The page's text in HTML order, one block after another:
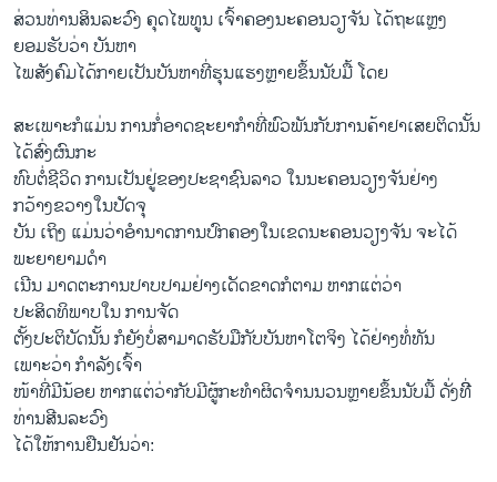
ສ່ວນທ່ານສິນລະວົງ ຄຸດໄພທູນ ເຈົ້າຄອງນະຄອນວຽຈັນ ໄດ້ຖະແຫຼງ
ຍອມຮັບວ່າ ບັນຫາ
ໄພສັງຄົມໄດ້ກາຍເປັນບັນຫາທີ່ຮຸນແຮງຫຼາຍຂຶ້ນນັບມື້ ໂດຍ
ສະເພາະກໍແມ່ນ ການກໍ່ອາດຊະຍາກຳທີ່ພົວພັນກັບການຄ້າຢາເສຍຕິດນັ້ນ
ໄດ້ສົ່ງຜົນກະ
ທົບຕໍ່ຊີວິດ ການເປັນຢູ່ຂອງປະຊາຊົນລາວ ໃນນະຄອນວຽງຈັນຢ່າງ
ກວ້າງຂວາງໃນປັດຈຸ
ບັນ ເຖິງ ແມ່ນວ່າອຳນາດການປົກຄອງໃນເຂດນະຄອນວຽງຈັນ ຈະໄດ້
ພະຍາຍາມດຳ
ເນີນ ມາດຕະການປາບປາມຢ່າງເດັດຂາດກໍຕາມ ຫາກແຕ່ວ່າ
ປະສິດທິພາບໃນ ການຈັດ
ຕັ້ງປະຕິບັດນັ້ນ ກໍຍັງບໍ່ສາມາດຮັບມືກັບບັນຫາໂຕຈິງ ໄດ້ຢ່າງທໍ່ທັນ
ເພາະວ່າ ກຳລັງເຈົ້າ
ໜ້າທີ່ມີນ້ອຍ ຫາກແຕ່ວ່າກັບມີຜູ້ກະທຳຜິດຈຳນນວນຫຼາຍຂຶ້ນນັບມື້ ດັ່ງທີີ່
ທ່ານສີນລະວົງ
ໄດ້ໃຫ້ການຢືນຢັນວ່າ: